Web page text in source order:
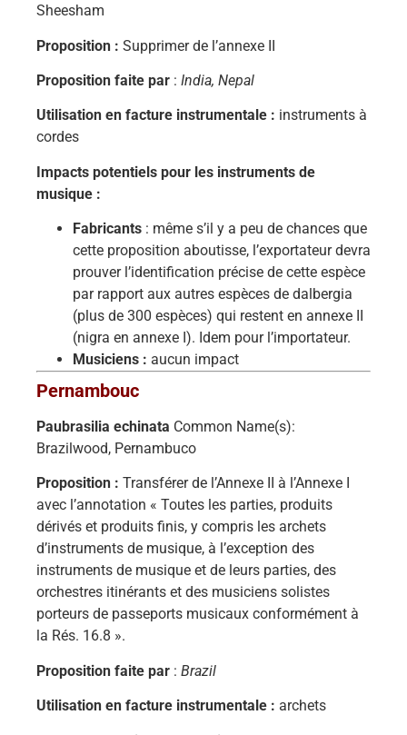
Sheesham
Proposition : Supprimer de l’annexe II
Proposition faite par : India, Nepal
Utilisation en facture instrumentale : instruments à
cordes
Impacts potentiels pour les instruments de
musique :
Fabricants : même s’il y a peu de chances que
cette proposition aboutisse, l’exportateur devra
prouver l’identification précise de cette espèce
par rapport aux autres espèces de dalbergia
(plus de 300 espèces) qui restent en annexe II
(nigra en annexe I). Idem pour l’importateur.
Musiciens : aucun impact
Pernambouc
Paubrasilia echinata Common Name(s):
Brazilwood, Pernambuco
Proposition : Transférer de l’Annexe II à l’Annexe I
avec l’annotation « Toutes les parties, produits
dérivés et produits finis, y compris les archets
d’instruments de musique, à l’exception des
instruments de musique et de leurs parties, des
orchestres itinérants et des musiciens solistes
porteurs de passeports musicaux conformément à
la Rés. 16.8 ».
Proposition faite par : Brazil
Utilisation en facture instrumentale : archets